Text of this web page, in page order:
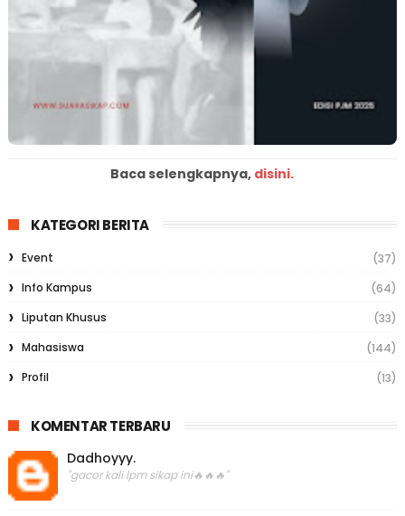
Baca selengkapnya, disini.
KATEGORI BERITA
Event
(37)
Info Kampus
(64)
Liputan Khusus
(33)
Mahasiswa
(144)
Profil
(13)
KOMENTAR TERBARU
Dadhoyyy.
"gacor kali lpm sikap ini🔥🔥🔥"